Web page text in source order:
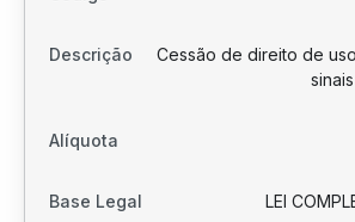
Cessão de direito de
LEI